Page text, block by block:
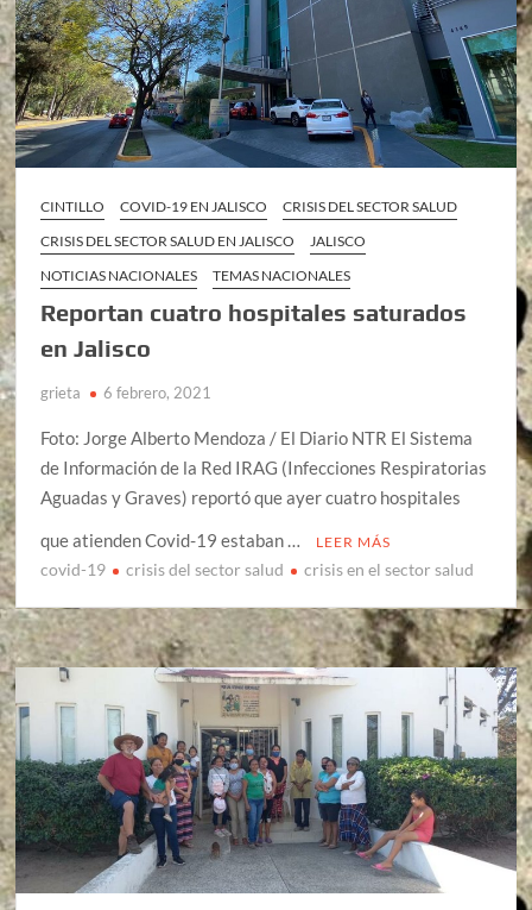
CINTILLO COVID-19 EN JALISCO
CRISIS DEL SECTOR SALUD
CRISIS DEL SECTOR SALUD EN JALISCO
JALISCO
NOTICIAS NACIONALES
TEMAS NACIONALES
Reportan cuatro hospitales saturados
en Jalisco
grieta 6 febrero, 2021
Foto: Jorge Alberto Mendoza / El Diario NTR El Sistema
de Información de la Red IRAG (Infecciones Respiratorias
Aguadas y Graves) reportó que ayer cuatro hospitales
que atienden Covid-19 estaban …
LEER MÁS
covid-19 crisis del sector salud crisis en el sector salud